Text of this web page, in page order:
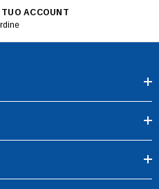
ACCOUNT